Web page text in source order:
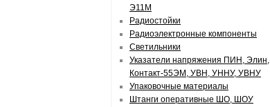
Э11М
Радиостойки
Радиоэлектронные компоненты
Светильники
Указатели напряжения ПИН, Элин,
Контакт-55ЭМ, УВН, УННУ, УВНУ
Упаковочные материалы
Штанги оперативные ШО, ШОУ